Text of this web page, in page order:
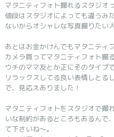
マタニティフォト撮れるスタジオ
値段はスタジオによっても違うみ
ないからオシャレな写真撮りたい
あとはお金かけんでもマタニティ
カメラ買ってマタニティフォト撮
ウチのママ友とか正にそのタイプ
リラックスしてる良い表情しとる
で、見応えありました！
マタニティフォトをスタジオで撮
いな制約があるところもあるんで
て下さいね～。